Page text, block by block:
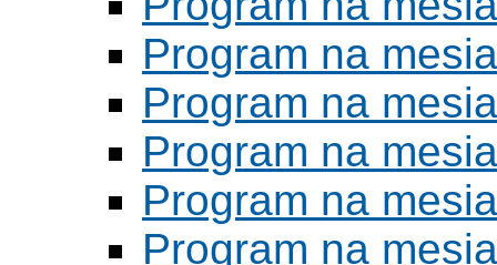
Program na
Program na
Program na
Program na
Program na